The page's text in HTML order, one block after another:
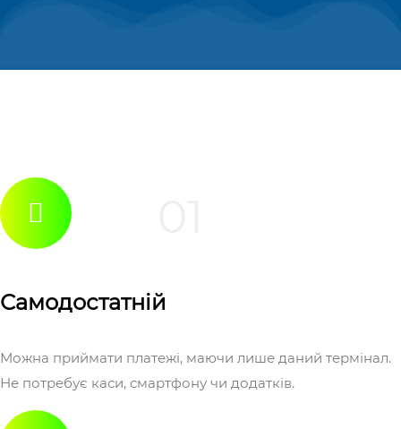
Самодостатній
Можна приймати платежі, маючи лише даний термінал.
Не потребує каси, смартфону чи додатків.